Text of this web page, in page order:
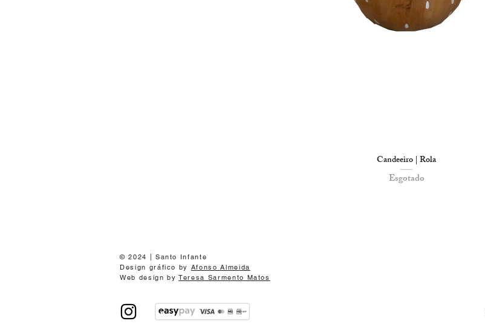
Candeeiro | Rola
Esgotado
© 2024 | Santo Infante
Design gráfico by Afonso Almeida
Web design byTeresa Sarmento Matos